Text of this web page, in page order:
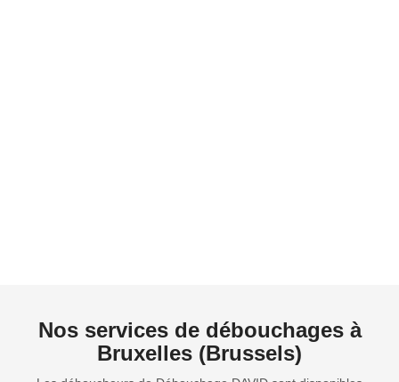
Nos services de débouchages à
Bruxelles (Brussels)